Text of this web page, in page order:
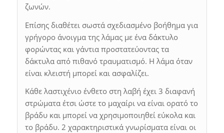
ζωνών.
Επίσης διαθέτει σωστά σχεδιασμένο βοήθημα για
γρήγορο άνοιγμα της λάμας με ένα δάκτυλο
φορώντας και γάντια προστατεύοντας τα
δάκτυλα από πιθανό τραυματισμό. Η λάμα όταν
είναι κλειστή μπορεί και ασφαλίζει.
Κάθε λαστιχένιο ένθετο στη λαβή έχει 3 διαφανή
στρώματα έτσι ώστε το μαχαίρι να είναι ορατό το
βράδυ και μπορεί να χρησιμοποιηθεί εύκολα και
το βράδυ. 2 χαρακτηριστικά γνωρίσματα είναι οι